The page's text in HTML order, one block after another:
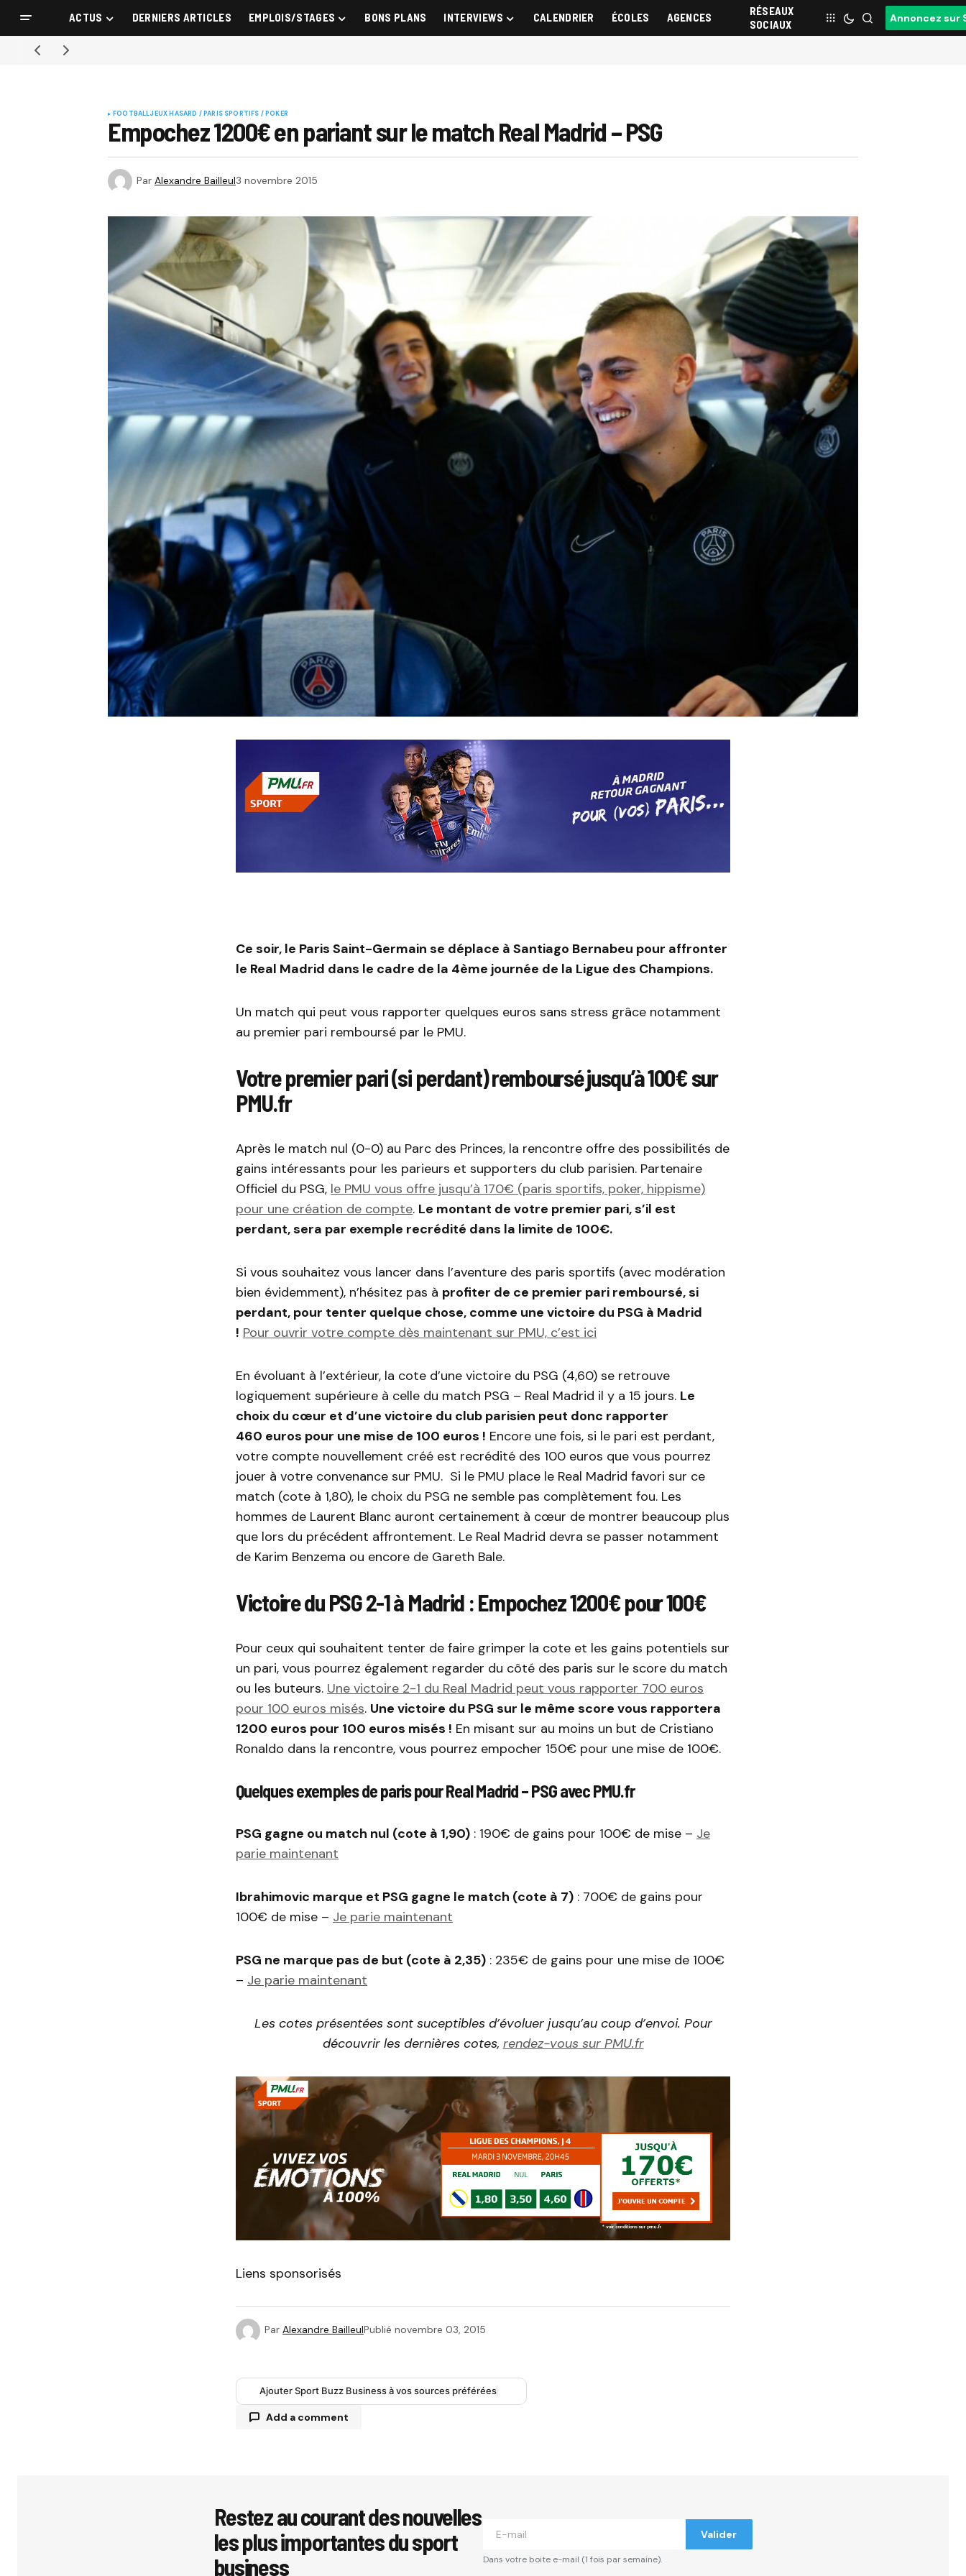
ACTUS DERNIERS ARTICLES EMPLOIS/STAGES BONS PLANS INTERVIEWS CALENDRIER ÉCOLES AGENCES
RÉSEAUX
SOCIAUX
Annoncez sur
FOOTBALLJEUX HASARD / PARIS SPORTIFS / POKER
Empochez 1200€ en pariant sur le match Real Madrid – PSG
Par Alexandre Bailleul3 novembre 2015
Ce soir, le Paris Saint-Germain se déplace à Santiago Bernabeu pour affronter
le Real Madrid dans le cadre de la 4ème journée de la Ligue des Champions.
Un match qui peut vous rapporter quelques euros sans stress grâce notamment
au premier pari remboursé par le PMU.
Votre premier pari (si perdant) remboursé jusqu’à 100€ sur
PMU.fr
Après le match nul (0-0) au Parc des Princes, la rencontre offre des possibilités de
gains intéressants pour les parieurs et supporters du club parisien. Partenaire
Officiel du PSG, le PMU vous offre jusqu’à 170€ (paris sportifs, poker, hippisme)
pour une création de compte. Le montant de votre premier pari, s’il est
perdant, sera par exemple recrédité dans la limite de 100€.
Si vous souhaitez vous lancer dans l’aventure des paris sportifs (avec modération
bien évidemment), n’hésitez pas à profiter de ce premier pari remboursé, si
perdant, pour tenter quelque chose, comme une victoire du PSG à Madrid
! Pour ouvrir votre compte dès maintenant sur PMU, c’est ici
En évoluant à l’extérieur, la cote d’une victoire du PSG (4,60) se retrouve
logiquement supérieure à celle du match PSG – Real Madrid il y a 15 jours. Le
choix du cœur et d’une victoire du club parisien peut donc rapporter
460 euros pour une mise de 100 euros ! Encore une fois, si le pari est perdant,
votre compte nouvellement créé est recrédité des 100 euros que vous pourrez
jouer à votre convenance sur PMU. Si le PMU place le Real Madrid favori sur ce
match (cote à 1,80), le choix du PSG ne semble pas complètement fou. Les
hommes de Laurent Blanc auront certainement à cœur de montrer beaucoup plus
que lors du précédent affrontement. Le Real Madrid devra se passer notamment
de Karim Benzema ou encore de Gareth Bale.
Victoire du PSG 2-1 à Madrid : Empochez 1200€ pour 100€
Pour ceux qui souhaitent tenter de faire grimper la cote et les gains potentiels sur
un pari, vous pourrez également regarder du côté des paris sur le score du match
ou les buteurs. Une victoire 2-1 du Real Madrid peut vous rapporter 700 euros
pour 100 euros misés. Une victoire du PSG sur le même score vous rapportera
1200 euros pour 100 euros misés ! En misant sur au moins un but de Cristiano
Ronaldo dans la rencontre, vous pourrez empocher 150€ pour une mise de 100€.
Quelques exemples de paris pour Real Madrid – PSG avec PMU.fr
PSG gagne ou match nul (cote à 1,90) : 190€ de gains pour 100€ de mise – Je
parie maintenant
Ibrahimovic marque et PSG gagne le match (cote à 7) : 700€ de gains pour
100€ de mise – Je parie maintenant
PSG ne marque pas de but (cote à 2,35) : 235€ de gains pour une mise de 100€
– Je parie maintenant
Les cotes présentées sont suceptibles d’évoluer jusqu’au coup d’envoi. Pour
découvrir les dernières cotes, rendez-vous sur PMU.fr
Liens sponsorisés
Par Alexandre BailleulPublié novembre 03, 2015
Ajouter Sport Buzz Business à vos sources préférées
Add a comment
Comment*
Restez au courant des nouvelles
les plus importantes du sport
business
Valider
Dans votre boite e-mail (1 fois par semaine).